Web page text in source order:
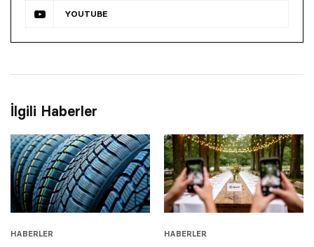
YOUTUBE
İlgili Haberler
HABERLER HABERLER